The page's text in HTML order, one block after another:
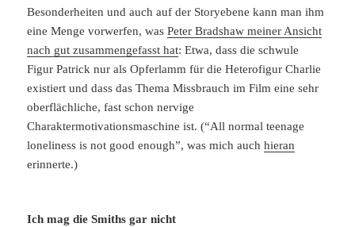
Besonderheiten und auch auf der Storyebene kann man ihm
eine Menge vorwerfen, wasPeter Bradshaw meiner Ansicht
nach gut zusammengefasst hat: Etwa, dass die schwule
Figur Patrick nur als Opferlamm für die Heterofigur Charlie
existiert und dass das Thema Missbrauch im Film eine sehr
oberflächliche, fast schon nervige
Charaktermotivationsmaschine ist. (“All normal teenage
loneliness is not good enough”, was mich auchhieran
erinnerte.)
Ich mag die Smiths gar nicht